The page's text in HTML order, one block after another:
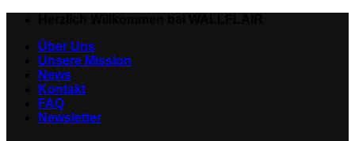
springenÜber Uns
Unsere Mission
News
Kontakt
FAQ
Newsletter